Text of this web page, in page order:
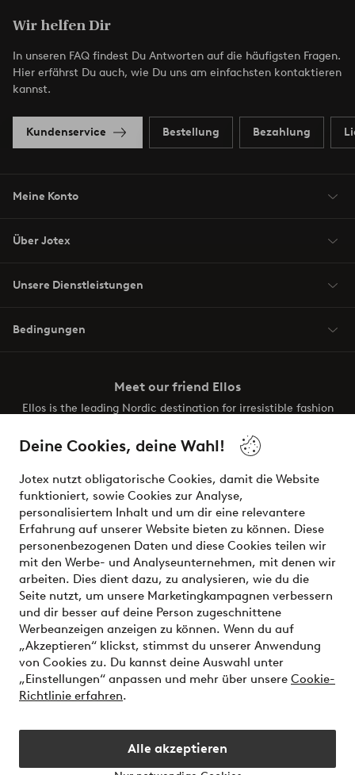
Deine Cookies, deine Wahl!
Jotex nutzt obligatorische Cookies, damit die Website
funktioniert, sowie Cookies zur Analyse,
personalisiertem Inhalt und um dir eine relevantere
Erfahrung auf unserer Website bieten zu können. Diese
personenbezogenen Daten und diese Cookies teilen wir
mit den Werbe- und Analyseunternehmen, mit denen wir
arbeiten. Dies dient dazu, zu analysieren, wie du die
Seite nutzt, um unsere Marketingkampagnen verbessern
und dir besser auf deine Person zugeschnittene
Werbeanzeigen anzeigen zu können. Wenn du auf
„Akzeptieren“ klickst, stimmst du unserer Anwendung
von Cookies zu. Du kannst deine Auswahl unter
„Einstellungen“ anpassen und mehr über unsere Cookie-
Richtlinie erfahren.
Alle akzeptieren
Wir helfen Dir
In unseren FAQ findest Du Antworten auf die häufigsten Fragen.
Hier erfährst Du auch, wie Du uns am einfachsten kontaktieren
kannst.
Kundenservice Bestellung Bezahlung
Meine Konto
Über Jotex
Unsere Dienstleistungen
Bedingungen
Meet our friend Ellos
Ellos is the leading Nordic destination for irresistible fashion
the latest trends, curated to make finding your next look
effortless. It’s all here.
Visit Ellos
Sichere Zahlungen - Jetzt bezahlen oder aufteilen
Möchtest du mehr über unsere
Zahlungsmöglichkeitenerfahren?